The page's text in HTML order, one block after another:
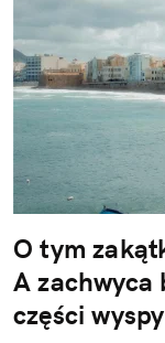
O tym
A
części wyspy